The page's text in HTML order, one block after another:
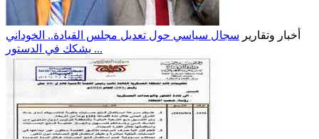
أخبار وتقارير سجال سياسي حول تعديل مجلس القيادة.. الخوداني
يشكك في الدستور ...